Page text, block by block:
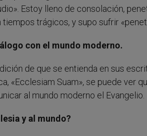
Estoy lleno de consolación,
trágicos, y supo sufrir
con el mundo moderno.
de que se entienda en sus
«Ecclesiam Suam», se puede ver
al mundo moderno el Evangelio.
y al mundo?